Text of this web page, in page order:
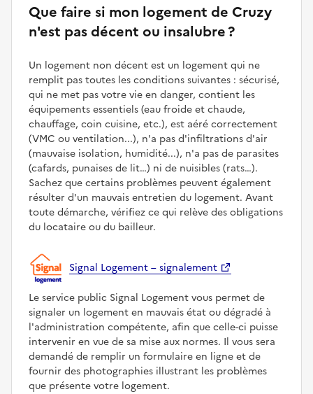
Que faire si mon logement de Cruzy
n'est pas décent ou insalubre ?
Un logement non décent est un logement qui ne
remplit pas toutes les conditions suivantes : sécurisé,
qui ne met pas votre vie en danger, contient les
équipements essentiels (eau froide et chaude,
chauffage, coin cuisine, etc.), est aéré correctement
(VMC ou ventilation...), n'a pas d'infiltrations d'air
(mauvaise isolation, humidité...), n'a pas de parasites
(cafards, punaises de lit…) ni de nuisibles (rats…).
Sachez que certains problèmes peuvent également
résulter d'un mauvais entretien du logement. Avant
toute démarche, vérifiez ce qui relève des obligations
du locataire ou du bailleur.
Signal Logement – signalement
Le service public Signal Logement vous permet de
signaler un logement en mauvais état ou dégradé à
l'administration compétente, afin que celle-ci puisse
intervenir en vue de sa mise aux normes. Il vous sera
demandé de remplir un formulaire en ligne et de
fournir des photographies illustrant les problèmes
que présente votre logement.